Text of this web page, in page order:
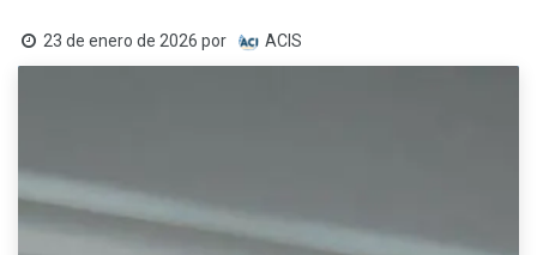
23 de enero de 2026 por ACIS